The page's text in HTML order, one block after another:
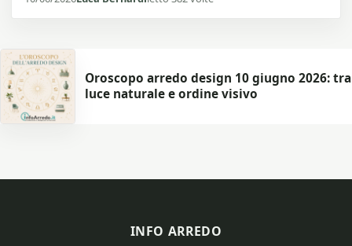
Oroscopo arredo design 10 giugno 2026: tra
luce naturale e ordine visivo
INFO ARREDO